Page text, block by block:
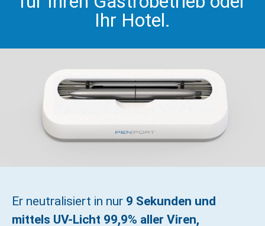
Ihr Hotel.
Er neutralisiert in nur 9 Sekunden und
mittels UV-Licht 99,9% aller Viren,